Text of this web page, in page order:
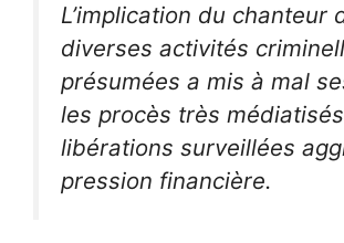
L’implication du chanteur
diverses activités
présumées a mis à mal
les procès très
libérations surveillées
pression financière.